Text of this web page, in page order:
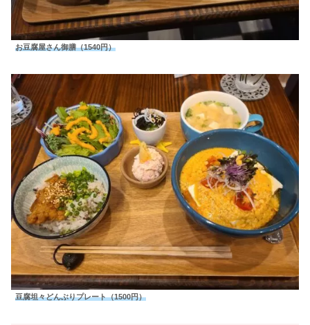
お豆腐屋さん御膳（1540円）
豆腐坦々どんぶりプレート（1500円）